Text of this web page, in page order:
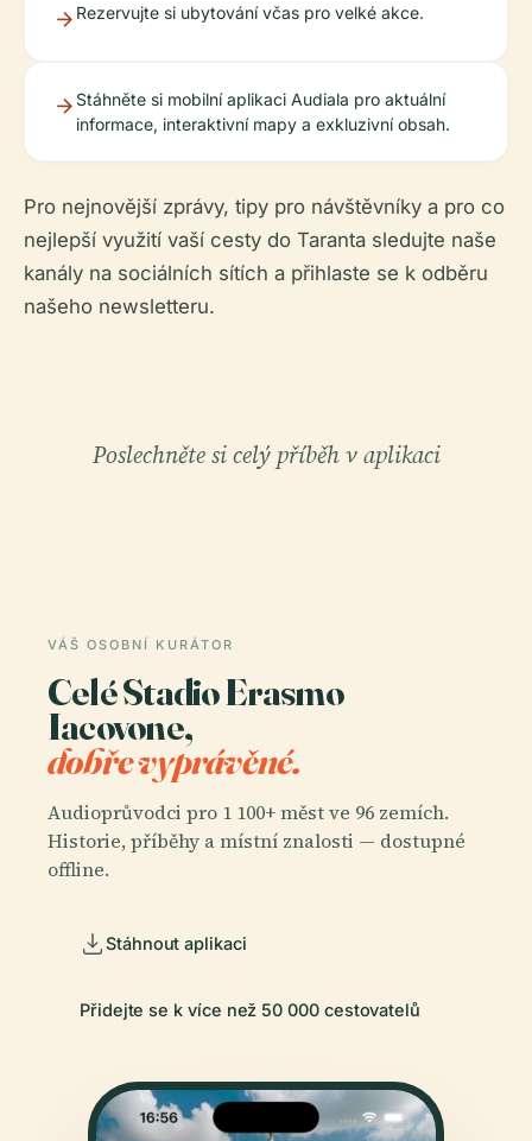
Rezervujte si ubytování včas pro velké akce.
Stáhněte si mobilní aplikaci Audiala pro aktuální
informace, interaktivní mapy a exkluzivní obsah.
Pro nejnovější zprávy, tipy pro návštěvníky a pro co
nejlepší využití vaší cesty do Taranta sledujte naše
kanály na sociálních sítích a přihlaste se k odběru
našeho newsletteru.
Poslechněte si celý příběh v aplikaci
VÁŠ OSOBNÍ KURÁTOR
Celé Stadio Erasmo
Iacovone,
dobře vyprávěné.
Audioprůvodci pro 1 100+ měst ve 96 zemích.
Historie, příběhy a místní znalosti — dostupné
offline.
Stáhnout aplikaci
Přidejte se k více než 50 000 cestovatelů